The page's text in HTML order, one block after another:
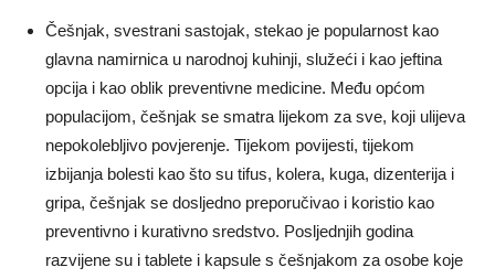
Češnjak, svestrani sastojak, stekao je popularnost kao
glavna namirnica u narodnoj kuhinji, služeći i kao jeftina
opcija i kao oblik preventivne medicine. Među općom
populacijom, češnjak se smatra lijekom za sve, koji ulijeva
nepokolebljivo povjerenje. Tijekom povijesti, tijekom
izbijanja bolesti kao što su tifus, kolera, kuga, dizenterija i
gripa, češnjak se dosljedno preporučivao i koristio kao
preventivno i kurativno sredstvo. Posljednjih godina
razvijene su i tablete i kapsule s češnjakom za osobe koje